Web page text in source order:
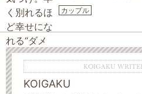
カップル
KOIGAKU
KOIGAKU